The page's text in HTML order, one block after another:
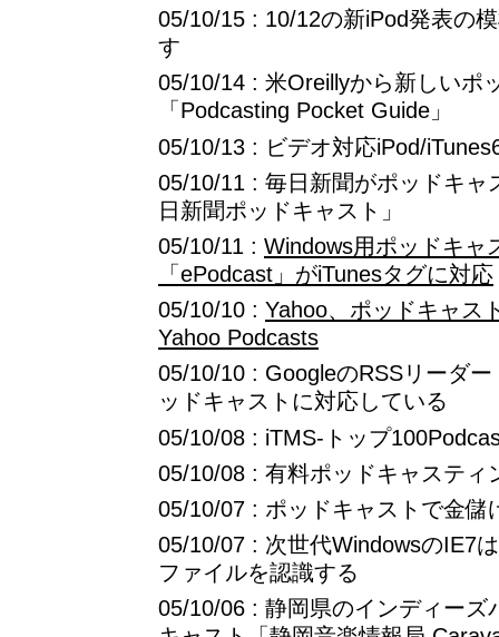
05/10/15 : 10/12の新iPod発表の
す
05/10/14 : 米Oreillyから新しいポ
「Podcasting Pocket Guide」
05/10/13 : ビデオ対応iPod/
05/10/11 : 毎日新聞がポッドキャ
日新聞ポッドキャスト」
05/10/11 : Windows用ポッドキャ
「ePodcast」がiTunesタグに対応
05/10/10 : Yahoo、ポッドキャス
Yahoo Podcasts
05/10/10 : GoogleのRSSリーダ
ッドキャストに対応している
05/10/08 : iTMS-トップ
05/10/08 : 有料ポッドキャスティ
05/10/07 : ポッドキャストで金儲
05/10/07 : 次世代WindowsのIE7
ファイルを認識する
05/10/06 : 静岡県のインディーズ